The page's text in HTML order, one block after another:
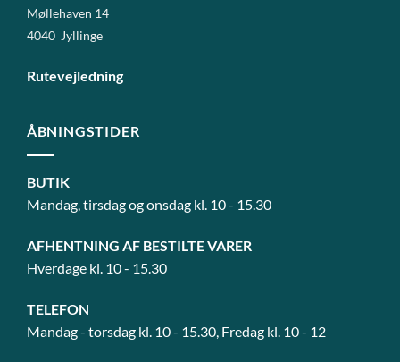
Møllehaven 14
4040 Jyllinge
Rutevejledning
ÅBNINGSTIDER
BUTIK
Mandag, tirsdag og onsdag kl. 10 - 15.30
AFHENTNING AF BESTILTE VARER
Hverdage kl. 10 - 15.30
TELEFON
Mandag - torsdag kl. 10 - 15.30, Fredag kl. 10 - 12